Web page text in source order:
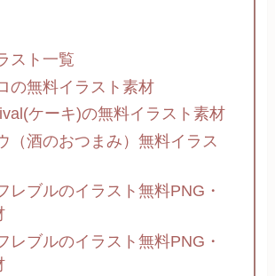
スト一覧
の無料イラスト素材
ケーキ)の無料イラスト素材
（酒のおつまみ）無料イラス
レブルのイラスト無料PNG・
レブルのイラスト無料PNG・